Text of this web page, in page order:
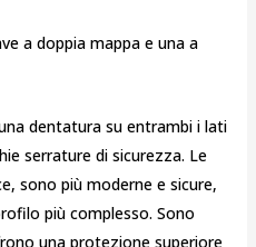
a doppia mappa e una a
dentatura su entrambi i lati
serrature di sicurezza. Le
sono più moderne e sicure,
più complesso. Sono
una protezione superiore